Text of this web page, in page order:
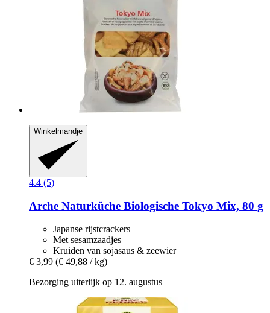
Winkelmandje
4.4 (5)
Arche Naturküche Biologische Tokyo Mix, 80 g
Japanse rijstcrackers
Met sesamzaadjes
Kruiden van sojasaus & zeewier
€ 3,99 (€ 49,88 / kg)
Bezorging uiterlijk op 12. augustus